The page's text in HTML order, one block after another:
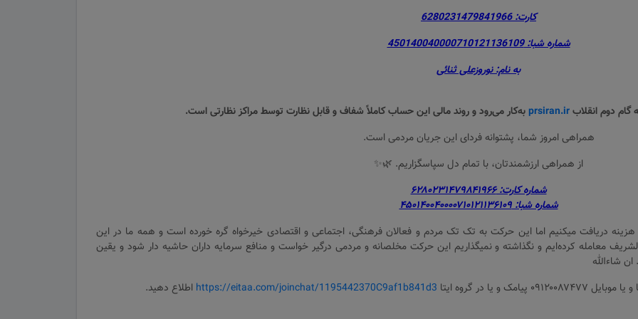
کارت: 6280231479841966
شماره شبا: 450140040000710121136109
به نام: نوروزعلی ثنائی
گام دوم انقلابprsiran.irبه‌کار می‌رود و روند مالی این حساب کاملاً شفاف و قابل نظارت توسط مراکز نظارتی است.
همراهی امروز شما، پشتوانه‌ فردای این جریان مردمی است.
از همراهی ارزشمندتان، با تمام دل سپاسگزاریم. 🌿✨
شماره کارت: ۶۲۸۰۲۳۱۴۷۹۸۴۱۹۶۶
شماره شبا: ۴۵۰۱۴۰۰۴۰۰۰۰۷۱۰۱۲۱۱۳۶۱۰۹
هزینه دریافت میکنیم اما این حرکت به تک تک مردم و فعالان فرهنگی، اجتماعی و اقتصادی خیرخواه گره خورده است و همه ما در این
معامله کرده‌ایم و نگذاشته و نمیگذاریم این حرکت مخلصانه و مردمی درگیر خواست و منافع سرمایه داران حاشیه دار شود و یقین
شاءالله
https://eitaa.com/joinchat/1195442370C9af1b841d3 اطلاع دهید.